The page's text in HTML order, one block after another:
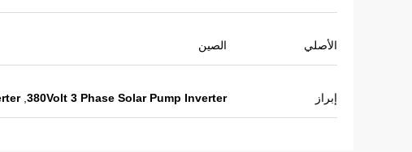
الأصلي الصين
إبراز 380Volt 3 Phase Solar Pump Inverter
,